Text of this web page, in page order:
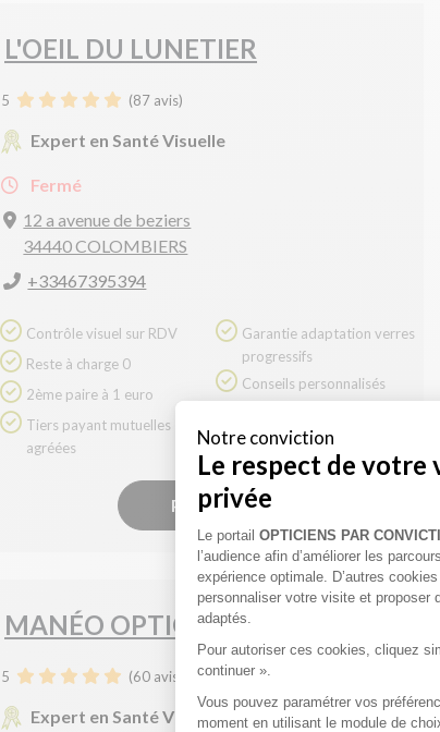
L'OEIL DU LUNETIER
5 (87 avis)
Expert en Santé Visuelle
Fermé
12 a avenue de beziers
34440 COLOMBIERS
+33467395394
Contrôle visuel sur RDV
Reste à charge 0
2ème paire à 1 euro
agréées
progressifs
d'opticiens diplômés
Prenez un rendez-vous
MANÉO OPTIQUE AUDITION
5 (60 avis)
Expert en Santé Visuelle
Notre conviction
Le respect de votre
privée
Plateforme de
Le portail OPTICIENS PAR
l’audience afin d’améliorer les
expérience optimale. D’autres
personnaliser votre visite et proposer
adaptés.
Pour autoriser ces cookies, cliquez
continuer ».
Vous pouvez paramétrer vos
moment en utilisant le module de